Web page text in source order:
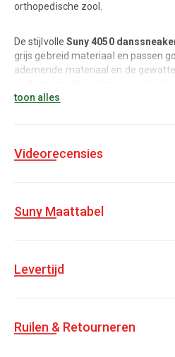
orthopedische zool.
De stijlvolle Suny 4050
grijs gebreid materiaal en passen
ademende materiaal en de
dragen als trainingsmodel voor
Kleur: Zwart-grijs
Materiaal: Licht gebreid
Geschikt voor dansstijlen als
toon alles
Videorecensies
Suny Maattabel
Levertijd
Ruilen & Retourneren